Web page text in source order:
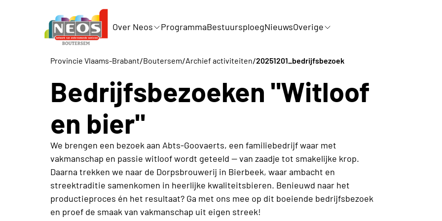
Over Neos ProgrammaBestuursploegNieuwsOverige
Provincie Vlaams-Brabant/Boutersem/Archief activiteiten/20251201_bedrijfsbezoek
Bedrijfsbezoeken "Witloof
en bier"
We brengen een bezoek aan Abts-Goovaerts, een familiebedrijf waar met
vakmanschap en passie witloof wordt geteeld — van zaadje tot smakelijke krop.
Daarna trekken we naar de Dorpsbrouwerij in Bierbeek, waar ambacht en
streektraditie samenkomen in heerlijke kwaliteitsbieren. Benieuwd naar het
productieproces én het resultaat? Ga met ons mee op dit boeiende bedrijfsbezoek
en proef de smaak van vakmanschap uit eigen streek!